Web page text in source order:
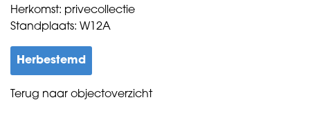
Herkomst: privecollectie
Standplaats: W12A
Herbestemd
Terug naar objectoverzicht